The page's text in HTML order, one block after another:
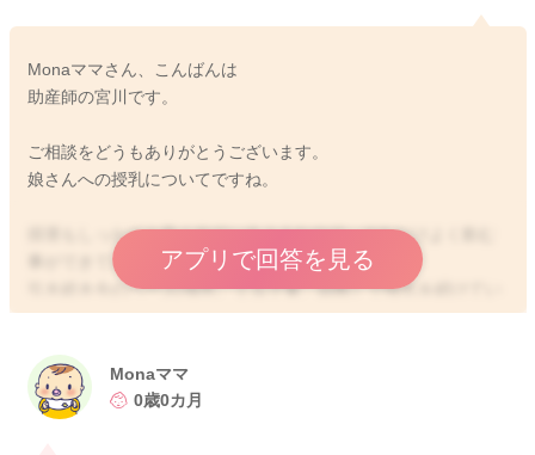
Monaママさん、こんばんは
助産師の宮川です。
ご相談をどうもありがとうございます。
娘さんへの授乳についてですね。
排泄もしっかりと良く出ているようなので、それだけよく飲む
事ができているのではないかと思いました。
引き続き今のペース(母乳、ミルク量、回数）で授乳を続けてい
ただけるといいと思いますよ。
アプリで回答を見る
Monaママ
0歳0カ月